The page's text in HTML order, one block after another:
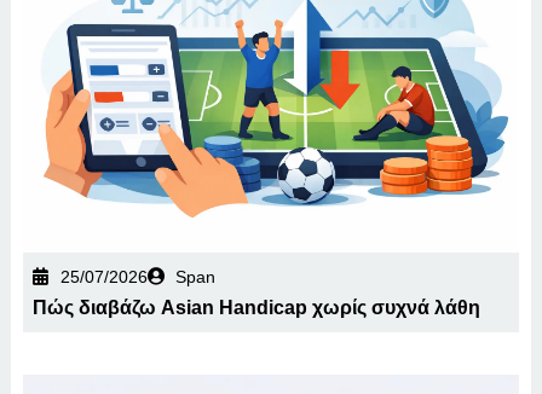
25/07/2026 Span
Πώς διαβάζω Asian Handicap χωρίς συχνά λάθη